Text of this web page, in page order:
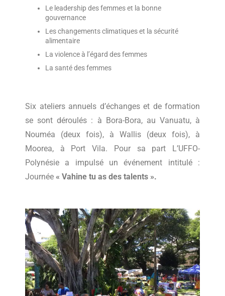
Le leadership des femmes et la bonne
gouvernance
Les changements climatiques et la sécurité
alimentaire
La violence à l’égard des femmes
La santé des femmes
Six ateliers annuels d’échanges et de formation
se sont déroulés : à Bora-Bora, au Vanuatu, à
Nouméa (deux fois), à Wallis (deux fois), à
Moorea, à Port Vila. Pour sa part L’UFFO-
Polynésie a impulsé un événement intitulé :
Journée « Vahine tu as des talents ».